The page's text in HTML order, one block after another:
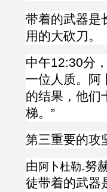
带着的武器是
用的大砍刀。
中午12:30分
一位人质。 阿
的结果，他们
梯。”
第三重要的攻
由 阿卜杜勒.努
徒带着的武器